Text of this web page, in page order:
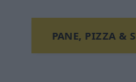
PANE, PIZZA &